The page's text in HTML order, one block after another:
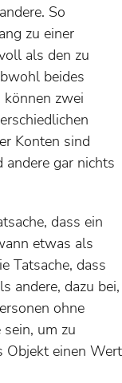
So
zu einer
als den zu
beides
zwei
Konten sind
gar nichts
dass ein
etwas als
Tatsache, dass
andere, dazu bei,
ohne
um zu
Objekt einen Wert